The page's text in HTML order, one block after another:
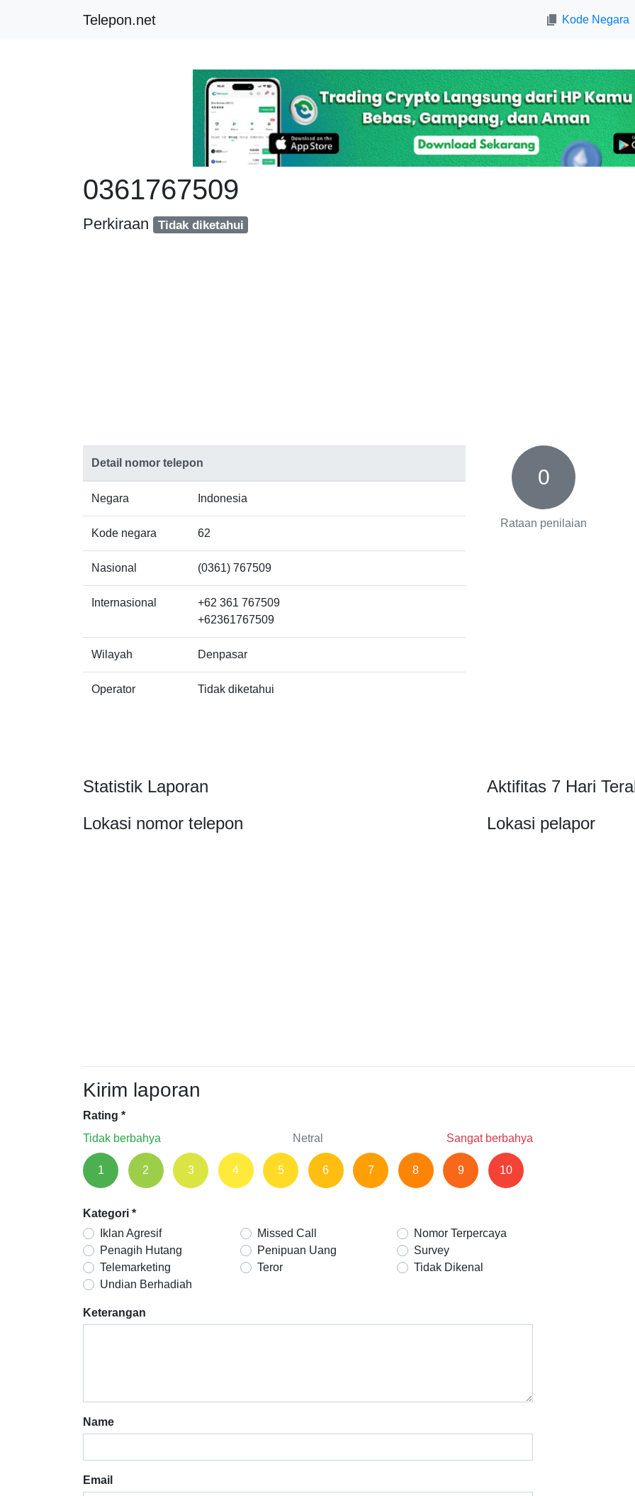
Telepon.net Kode Negara
0361767509
Perkiraan Tidak diketahui
Detail nomor telepon
Negara Indonesia
Kode negara 62
Nasional (0361) 767509
Internasional
+62 361 767509
+62361767509
Wilayah Denpasar
Operator Tidak diketahui
0
Rataan penilaian
Statistik Laporan
Aktifitas 7 Hari
Lokasi nomor telepon
Lokasi pelapor
Kirim laporan
Rating *
Tidak berbahya
Netral Sangat berbahya
1 2 3 4 5 6 7 8 9 10
Kategori *
Iklan Agresif
Missed Call
Nomor Terpercaya
Penagih Hutang
Penipuan Uang
Survey
Telemarketing
Teror
Tidak Dikenal
Undian Berhadiah
Keterangan
Name
Email